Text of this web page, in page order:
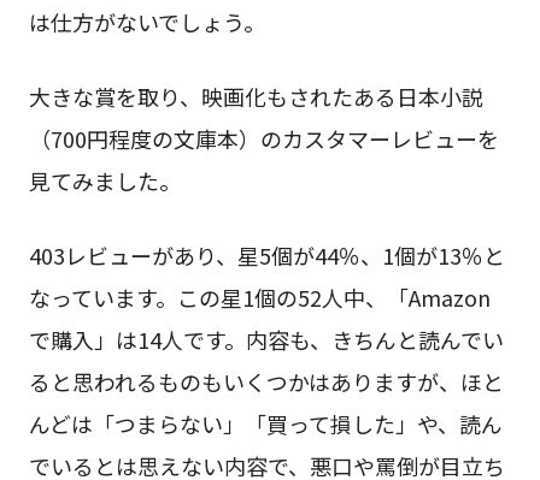
は仕方がないでしょう。
大きな賞を取り、映画化もされたある日本小説
（700円程度の文庫本）のカスタマーレビューを
見てみました。
403レビューがあり、星5個が44％、1個が13％と
なっています。この星1個の52人中、「Amazon
で購入」は14人です。内容も、きちんと読んでい
ると思われるものもいくつかはありますが、ほと
んどは「つまらない」「買って損した」や、読ん
でいるとは思えない内容で、悪口や罵倒が目立ち